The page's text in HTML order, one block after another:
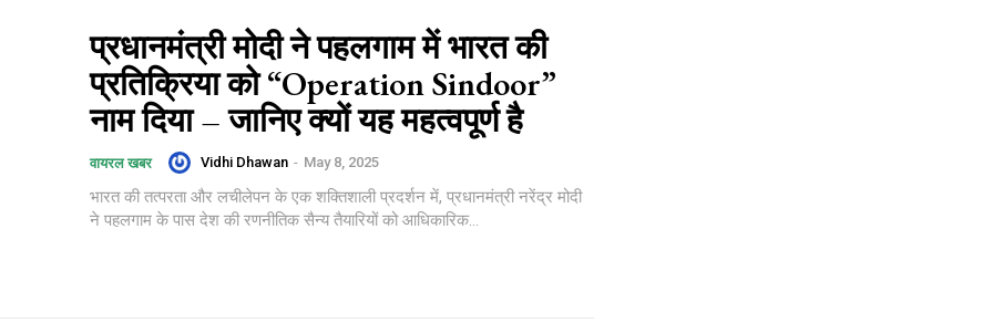
प्रधानमंत्री मोदी ने पहलगाम में भारत की
प्रतिक्रिया को “Operation Sindoor”
नाम दिया – जानिए क्यों यह महत्वपूर्ण है
वायरल खबर Vidhi Dhawan - May 8, 2025
भारत की तत्परता और लचीलेपन के एक शक्तिशाली प्रदर्शन में, प्रधानमंत्री नरेंद्र मोदी
ने पहलगाम के पास देश की रणनीतिक सैन्य तैयारियों को आधिकारिक...